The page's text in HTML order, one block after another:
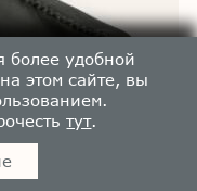
более удобной
этом сайте, вы
тут.